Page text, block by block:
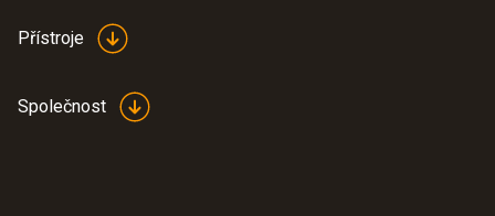
Přístroje
Společnost